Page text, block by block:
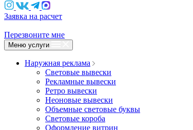
Заявка на расчет
Перезвоните мне
Меню услуги
Наружная реклама
Световые вывески
Рекламные вывески
Ретро вывески
Неоновые вывески
Объемные световые буквы
Световые короба
Оформление витрин